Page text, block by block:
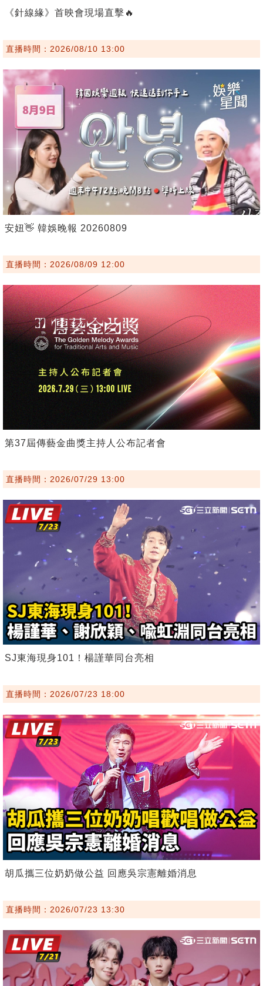
《針線緣》首映會現場直擊🔥
直播時間：2026/08/10 13:00
安妞👋 韓娛晚報 20260809
直播時間：2026/08/09 12:00
第37屆傳藝金曲獎主持人公布記者會
直播時間：2026/07/29 13:00
SJ東海現身101！楊謹華同台亮相
直播時間：2026/07/23 18:00
胡瓜攜三位奶奶做公益 回應吳宗憲離婚消息
直播時間：2026/07/23 13:30